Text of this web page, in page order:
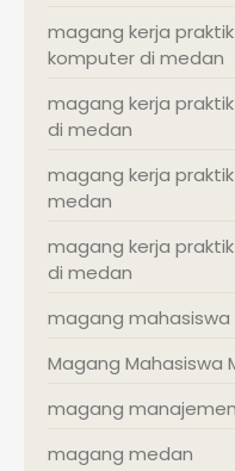
magang kerja
komputer di medan
magang kerja
di medan
magang kerja
medan
magang kerja
di medan
magang mahasiswa
Magang Mahasiswa
magang
magang medan